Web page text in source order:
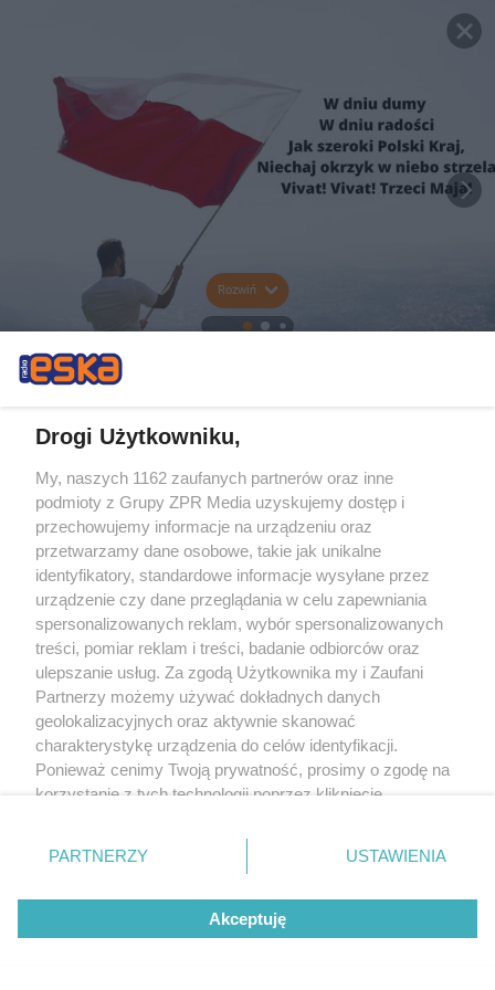
Rozwiń
Drogi Użytkowniku,
My, naszych 1162 zaufanych partnerów oraz inne
podmioty z Grupy ZPR Media uzyskujemy dostęp i
przechowujemy informacje na urządzeniu oraz
przetwarzamy dane osobowe, takie jak unikalne
identyfikatory, standardowe informacje wysyłane przez
urządzenie czy dane przeglądania w celu zapewniania
spersonalizowanych reklam, wybór spersonalizowanych
treści, pomiar reklam i treści, badanie odbiorców oraz
ulepszanie usług. Za zgodą Użytkownika my i Zaufani
Partnerzy możemy używać dokładnych danych
geolokalizacyjnych oraz aktywnie skanować
charakterystykę urządzenia do celów identyfikacji.
Ponieważ cenimy Twoją prywatność, prosimy o zgodę na
korzystanie z tych technologii poprzez kliknięcie
zmienić/wycofać klikając przycisk ustawień prywatności
znajdujący się w lewym dolnym rogu strony
rodzaje przetwarzania danych nie wymagają zgody
użytkownika, ale masz prawo sprzeciwić się takiemu
przetwarzaniu. Preferencje będą miały zastosowanie tylko
PARTNERZY USTAWIENIA
Akceptuję